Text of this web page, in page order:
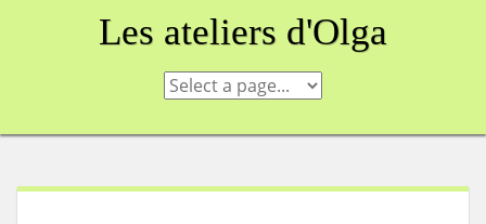
Les ateliers d'Olga